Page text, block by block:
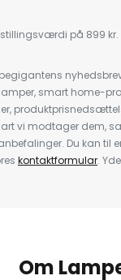
på 899 kr.
smart home-
vi modtager dem,
Du kan til
kontaktformular.
Om